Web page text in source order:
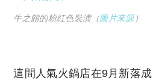
牛之館的粉紅色裝潢（圖片來源）
這間人氣火鍋店在9月新落